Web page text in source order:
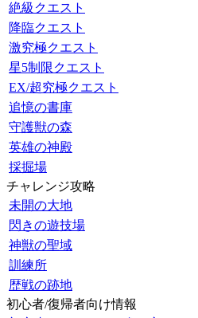
絶級クエスト
降臨クエスト
激究極クエスト
星5制限クエスト
EX/超究極クエスト
追憶の書庫
守護獣の森
英雄の神殿
採掘場
チャレンジ攻略
未開の大地
閃きの遊技場
神獣の聖域
訓練所
歴戦の跡地
初心者/復帰者向け情報